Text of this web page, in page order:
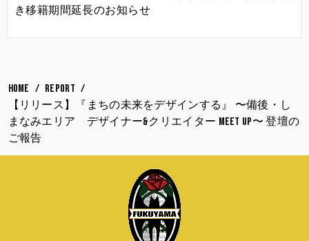
き移籍期間延長のお知らせ
HOME
REPORT
【リリース】『まちの未来をデザインする』 〜備後・し
まなみエリア デザイナー&クリエイター MEET UP〜 登壇の
ご報告